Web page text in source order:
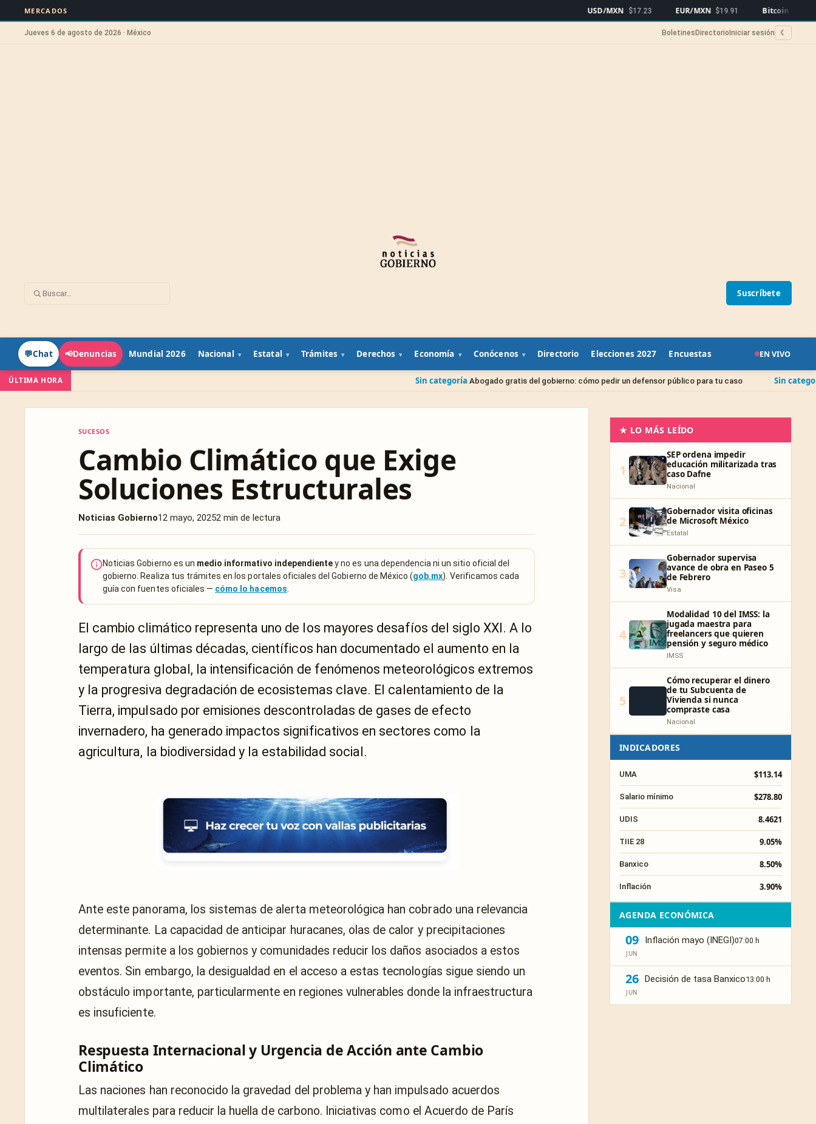
MERCADOS USD/MXN $17.23 EUR/MXN $19.91 Bitcoin $64,470▼0.49%
Jueves 6 de agosto de 2026 · México Boletines Directorio Iniciar sesión ☾
Suscríbete
💬Chat 📢Denuncias Mundial 2026 Nacional Estatal Trámites Derechos Economía Conócenos Directorio Elecciones 2027 Encuestas EN VIVO
ÚLTIMA HORA Abogado gratis del gobierno: cómo pedir un defensor público para tu caso Sin categoría Juicio de
SUCESOS
Cambio Climático que Exige
Soluciones Estructurales
Noticias Gobierno12 mayo, 20252 min de lectura
Noticias Gobierno es un medio informativo independientey no es una dependencia ni un sitio oficial del
gobierno. Realiza tus trámites en los portales oficiales del Gobierno de México (gob.mx). Verificamos cada
guía con fuentes oficiales — cómo lo hacemos
El cambio climático representa uno de los mayores desafíos del siglo XXI. A lo
largo de las últimas décadas, científicos han documentado el aumento en la
temperatura global, la intensificación de fenómenos meteorológicos extremos
y la progresiva degradación de ecosistemas clave. El calentamiento de la
Tierra, impulsado por emisiones descontroladas de gases de efecto
invernadero, ha generado impactos significativos en sectores como la
agricultura, la biodiversidad y la estabilidad social.
Ante este panorama, los sistemas de alerta meteorológica han cobrado una relevancia
determinante. La capacidad de anticipar huracanes, olas de calor y precipitaciones
intensas permite a los gobiernos y comunidades reducir los daños asociados a estos
eventos. Sin embargo, la desigualdad en el acceso a estas tecnologías sigue siendo un
obstáculo importante, particularmente en regiones vulnerables donde la infraestructura
es insuficiente.
Respuesta Internacional y Urgencia de Acción ante Cambio
Climático
Las naciones han reconocido la gravedad del problema y han impulsado acuerdos
multilaterales para reducir la huella de carbono. Iniciativas como el Acuerdo de París
★ LO MÁS LEÍDO
1
SEP ordena impedir
educación militarizada tras
caso Dafne
Nacional
2
Gobernador visita oficinas
de Microsoft México
Estatal
3
Gobernador supervisa
avance de obra en Paseo 5
de Febrero
Visa
4
Modalidad 10 del IMSS: la
jugada maestra para
freelancers que quieren
pensión y seguro médico
IMSS
5
Cómo recuperar el dinero
de tu Subcuenta de
Vivienda si nunca
compraste casa
Nacional
INDICADORES
UMA $113.14
Salario mínimo $278.80
UDIS 8.4621
TIIE 28 9.05%
Banxico 8.50%
Inflación 3.90%
AGENDA ECONÓMICA
09
JUN
Inflación mayo (INEGI)07:00 h
26
JUN
Decisión de tasa Banxico13:00 h